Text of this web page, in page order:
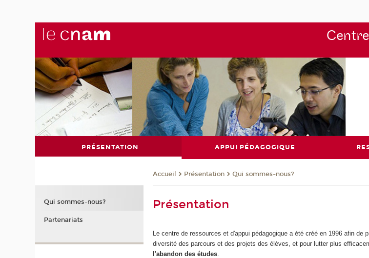
PRÉSENTATION APPUI PÉDAGOGIQUE
Accueil Présentation Qui sommes-nous?
Présentation
Le centre de ressources et d'appui pédagogique a été créé en 1996 afin de
diversité des parcours et des projets des élèves, et pour lutter plus
l'abandon des études
Qui sommes-nous?
Partenariats